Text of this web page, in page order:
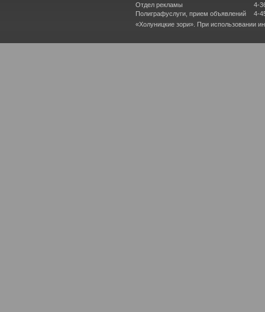
Отдел рекламы
Полиграфуслуги, прием объявлений
4-
4-
«Холуницкие зори». При использовании